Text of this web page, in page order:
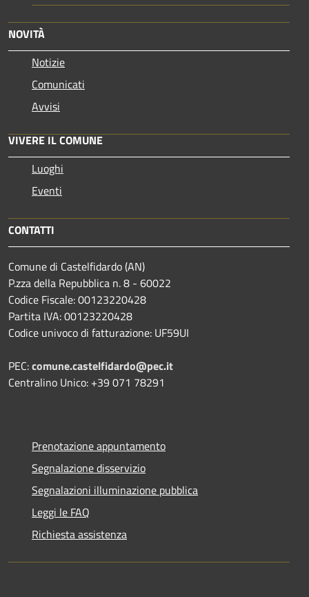
NOVITÀ
Notizie
Comunicati
Avvisi
VIVERE IL COMUNE
Luoghi
Eventi
CONTATTI
Comune di Castelfidardo (AN)
P.zza della Repubblica n. 8 - 60022
Codice Fiscale: 00123220428
Partita IVA: 00123220428
Codice univoco di fatturazione: UF59UI
PEC:comune.castelfidardo@pec.it
Centralino Unico: +39 071 78291
Prenotazione appuntamento
Segnalazione disservizio
Segnalazioni illuminazione pubblica
Leggi le FAQ
Richiesta assistenza